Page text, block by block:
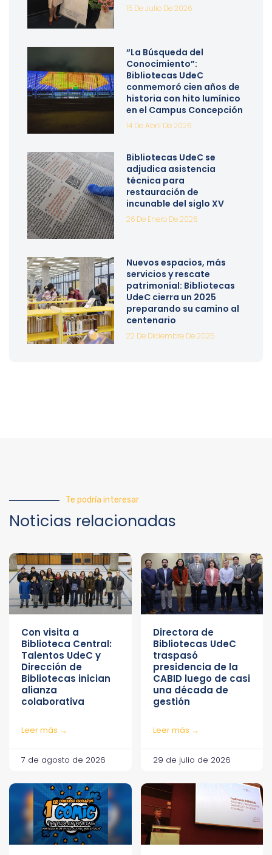
15 De Julio De 2026
“La Búsqueda del
Conocimiento”:
Bibliotecas UdeC
conmemoró cien años de
historia con hito lumínico
en el Campus Concepción
14 De Abril De 2026
Bibliotecas UdeC se
adjudica asistencia
técnica para
restauración de
incunable del siglo XV
26 De Enero De 2026
Nuevos espacios, más
servicios y rescate
patrimonial: Bibliotecas
UdeC cierra un 2025
preparando su camino al
centenario
22 De Diciembre De 2025
Te podría interesar
Noticias relacionadas
Con visita a
Biblioteca Central:
Talentos UdeC y
Dirección de
Bibliotecas inician
alianza
colaborativa
Leer más →
7 de agosto de 2026
Directora de
Bibliotecas UdeC
traspasó
presidencia de la
CABID luego de casi
una década de
gestión
Leer más →
29 de julio de 2026